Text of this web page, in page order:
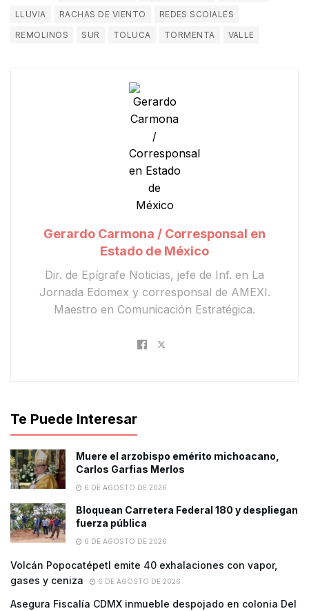
LLUVIA
RACHAS DE VIENTO
REDES SCOIALES
REMOLINOS
SUR TOLUCA TORMENTA VALLE
Gerardo Carmona / Corresponsal en
Estado de México
Dir. de Epígrafe Noticias, jefe de Inf. en La
Jornada Edomex y corresponsal de AMEXI.
Maestro en Comunicación Estratégica.
Te Puede Interesar
Muere el arzobispo emérito michoacano,
Carlos Garfias Merlos
6 DE AGOSTO DE 2026
Bloquean Carretera Federal 180 y despliegan
fuerza pública
6 DE AGOSTO DE 2026
Volcán Popocatépetl emite 40 exhalaciones con vapor,
gases y ceniza
6 DE AGOSTO DE 2026
Asegura Fiscalía CDMX inmueble despojado en colonia Del